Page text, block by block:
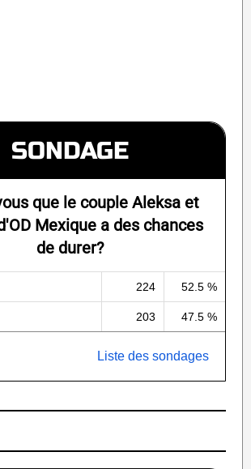
SONDAGE
que le couple Aleksa et
Mexique a des chances
de durer?
224 52.5 %
203 47.5 %
Liste des sondages